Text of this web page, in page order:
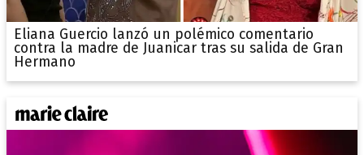
Eliana Guercio lanzó un polémico comentario
contra la madre de Juanicar tras su salida de Gran
Hermano